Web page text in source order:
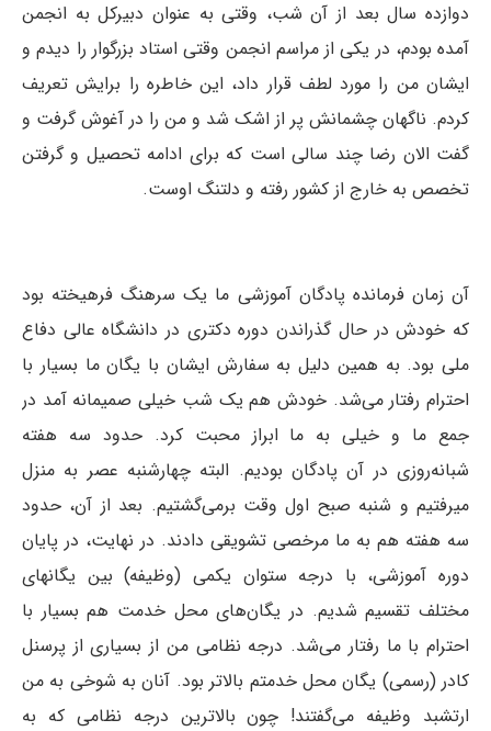
دوازده سال بعد از آن شب، وقتی به عنوان دبیرکل به انجمن
آمده بودم، در یکی از مراسم انجمن وقتی استاد بزرگوار را دیدم و
ایشان من را مورد لطف قرار داد، این خاطره را برایش تعریف
کردم. ناگهان چشمانش پر از اشک شد و من را در آغوش گرفت و
گفت الان رضا چند سالی است که برای ادامه تحصیل و گرفتن
تخصص به خارج از کشور رفته و دلتنگ اوست.
آن زمان فرمانده پادگان آموزشی ما یک سرهنگ فرهیخته بود
که خودش در حال گذراندن دوره دکتری در دانشگاه عالی دفاع
ملی بود. به همین دلیل به سفارش ایشان با یگان ما بسیار با
احترام رفتار می‌شد. خودش هم یک شب خیلی صمیمانه آمد در
جمع ما و خیلی به ما ابراز محبت کرد. حدود سه هفته
شبانه‌روزی در آن پادگان بودیم. البته چهارشنبه عصر به منزل
می‎رفتیم و شنبه صبح اول وقت برمی‌گشتیم. بعد از آن، حدود
سه هفته هم به ما مرخصی تشویقی دادند. در نهایت، در پایان
دوره آموزشی، با درجه ستوان یکمی (وظیفه) بین یگانهای
مختلف تقسیم شدیم. در یگان‌های محل خدمت هم بسیار با
احترام با ما رفتار می‌شد. درجه نظامی من از بسیاری از پرسنل
کادر (رسمی) یگان محل خدمتم بالاتر بود. آنان به شوخی به من
ارتشبد وظیفه می‌گفتند! چون بالاترین درجه نظامی که به